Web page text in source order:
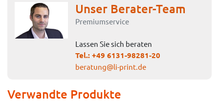
Unser Berater-Team
Premiumservice
Lassen Sie sich beraten
Tel.:+49 6131-98281-20
beratung@li-print.de
Verwandte Produkte